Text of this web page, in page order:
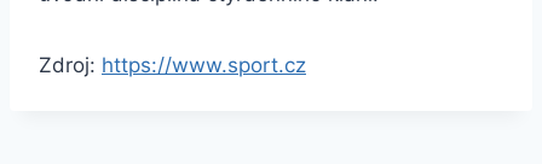
Zdroj: https://www.sport.cz